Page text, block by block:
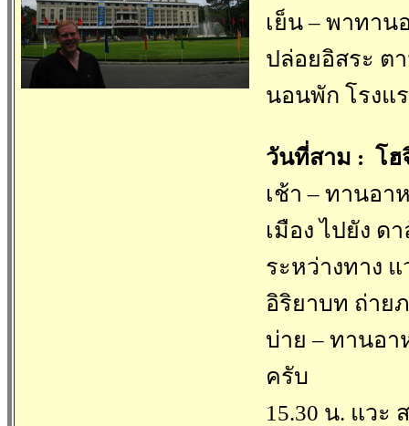
เย็น – พาทา
ปล่อยอิสระ ต
นอนพัก โรงแ
วันที่สาม : โฮ
เช้า – ทานอา
เมือง ไปยัง ด
ระหว่างทาง
อิริยาบท ถ่าย
บ่าย – ทานอา
ครับ
15.30 น. แว